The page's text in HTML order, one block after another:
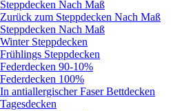
Steppdecken Nach Maß
Zurück zum Steppdecken Nach Maß
Steppdecken Nach Maß
Winter Steppdecken
Frühlings Steppdecken
Federdecken 90-10%
Federdecken 100%
In antiallergischer Faser Bettdecken
Tagesdecken